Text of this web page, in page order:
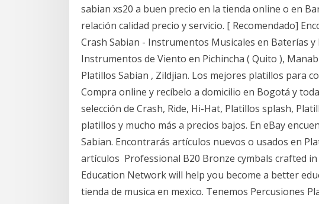
sabian xs20 a buen precio en la tienda online o en
relación calidad precio y servicio. [ Recomendado]
Crash Sabian - Instrumentos Musicales en Baterías
Instrumentos de Viento en Pichincha ( Quito ),
Platillos Sabian , Zildjian. Los mejores platillos para
Compra online y recíbelo a domicilio en Bogotá y
selección de Crash, Ride, Hi-Hat, Platillos splash,
platillos y mucho más a precios bajos. En eBay
Sabian. Encontrarás artículos nuevos o usados en
artículos Professional B20 Bronze cymbals crafted in
Education Network will help you become a better
tienda de musica en mexico. Tenemos Percusiones